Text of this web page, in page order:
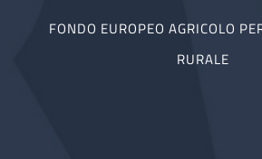
FONDO EUROPEO AGRICOLO
RURALE